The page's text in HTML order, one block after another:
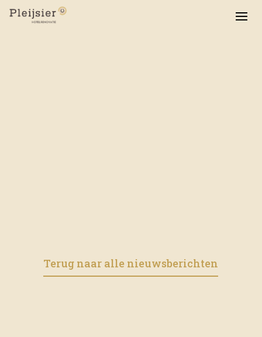
Terug naar alle nieuwsberichten